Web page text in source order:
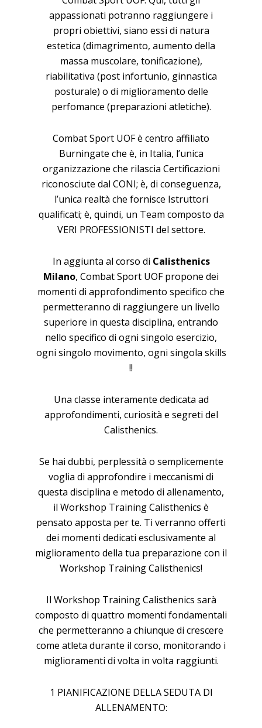
appassionati potranno raggiungere i
propri obiettivi, siano essi di natura
estetica (dimagrimento, aumento della
massa muscolare, tonificazione),
riabilitativa (post infortunio, ginnastica
posturale) o di miglioramento delle
perfomance (preparazioni atletiche).
Combat Sport UOF è centro affiliato
Burningate che è, in Italia, l’unica
organizzazione che rilascia Certificazioni
riconosciute dal CONI; è, di conseguenza,
l’unica realtà che fornisce Istruttori
qualificati; è, quindi, un Team composto da
VERI PROFESSIONISTI del settore.
In aggiunta al corso di Calisthenics
Milano, Combat Sport UOF propone dei
momenti di approfondimento specifico che
permetteranno di raggiungere un livello
superiore in questa disciplina, entrando
nello specifico di ogni singolo esercizio,
ogni singolo movimento, ogni singola skills
!!
Una classe interamente dedicata ad
approfondimenti, curiosità e segreti del
Calisthenics.
Se hai dubbi, perplessità o semplicemente
voglia di approfondire i meccanismi di
questa disciplina e metodo di allenamento,
il Workshop Training Calisthenics è
pensato apposta per te. Ti verranno offerti
dei momenti dedicati esclusivamente al
miglioramento della tua preparazione con il
Workshop Training Calisthenics!
Il Workshop Training Calisthenics sarà
composto di quattro momenti fondamentali
che permetteranno a chiunque di crescere
come atleta durante il corso, monitorando i
miglioramenti di volta in volta raggiunti.
1 PIANIFICAZIONE DELLA SEDUTA DI
ALLENAMENTO: